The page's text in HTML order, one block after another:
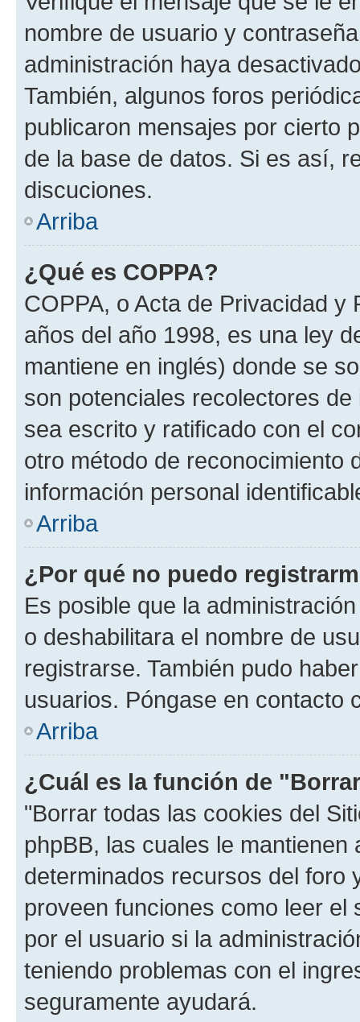
nombre de usuario y
administración haya
También, algunos foros
publicaron mensajes por cierto
de la base de datos. Si es así,
discuciones.
Arriba
¿Qué es COPPA?
COPPA, o Acta de Privacidad
años del año 1998, es una ley
mantiene en inglés) donde se
son potenciales recolectores
sea escrito y ratificado con el
otro método de reconocimiento
información personal
Arriba
¿Por qué no puedo
Es posible que la
o deshabilitara el nombre de
registrarse. También pudo
usuarios. Póngase en contacto
Arriba
¿Cuál es la función de
"Borrar todas las cookies del
phpBB, las cuales le
determinados recursos del foro
proveen funciones como leer el
por el usuario si la
teniendo problemas con el
seguramente ayudará.